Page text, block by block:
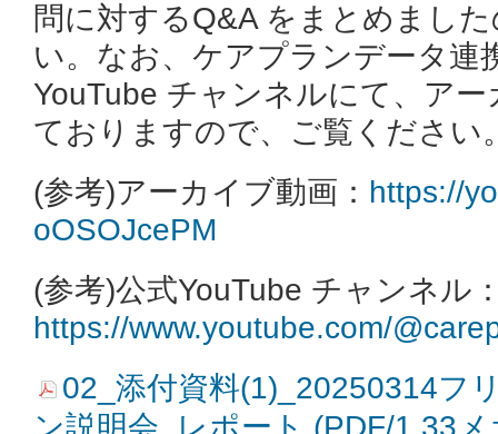
問に対するQ&A をまとめまし
い。なお、ケアプランデータ連
YouTube チャンネルにて、ア
ておりますので、ご覧ください
(参考)アーカイブ動画： https://
oOSOJcePM
(参考)公式YouTube チャンネル
https://www.youtube.com/
02_添付資料(1)_20250314フ
ン説明会_レポート (PDF/1.33